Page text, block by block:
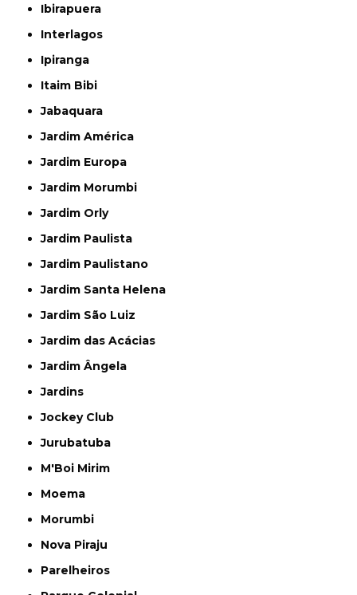
Ibirapuera
Interlagos
Ipiranga
Itaim Bibi
Jabaquara
Jardim América
Jardim Europa
Jardim Morumbi
Jardim Orly
Jardim Paulista
Jardim Paulistano
Jardim Santa Helena
Jardim São Luiz
Jardim das Acácias
Jardim Ângela
Jardins
Jockey Club
Jurubatuba
M'Boi Mirim
Moema
Morumbi
Nova Piraju
Parelheiros